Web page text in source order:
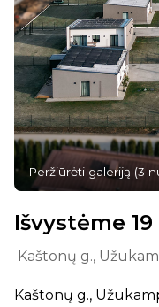
Peržiūrėti galeriją (3
Išvystėme
Kaštonų g.,
Kaštonų g.,